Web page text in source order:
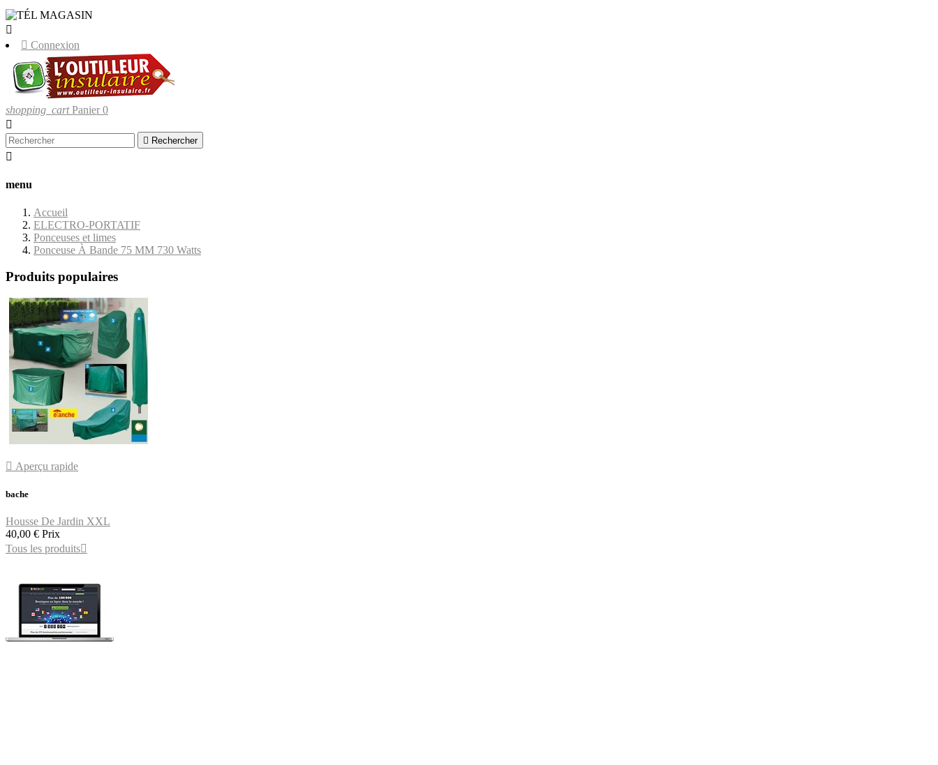

 Connexion
shopping_cart Panier 0

 Rechercher

menu
Accueil
ELECTRO-PORTATIF
Ponceuses et limes
Ponceuse À Bande 75 MM 730 Watts
Produits populaires
 Aperçu rapide
bache
Housse De Jardin XXL
40,00 € Prix
Tous les produits